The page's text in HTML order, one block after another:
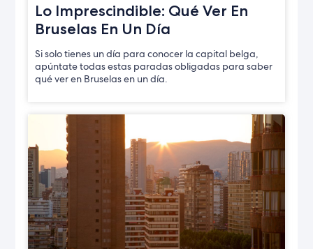
Lo Imprescindible: Qué Ver En
Bruselas En Un Día
Si solo tienes un día para conocer la capital belga,
apúntate todas estas paradas obligadas para saber
qué ver en Bruselas en un día.